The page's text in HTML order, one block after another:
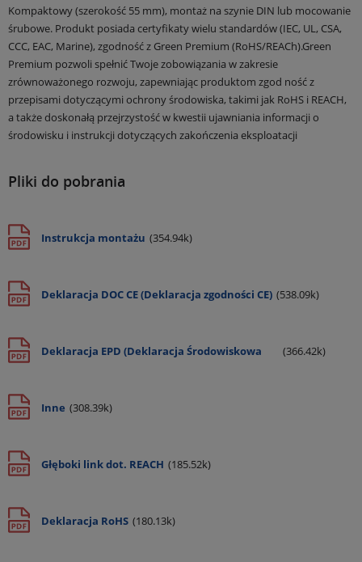
Kompaktowy (szerokość 55 mm), montaż na szynie DIN lub mocowanie
śrubowe. Produkt posiada certyfikaty wielu standardów (IEC, UL, CSA,
CCC, EAC, Marine), zgodność z Green Premium (RoHS/REACh).Green
Premium pozwoli spełnić Twoje zobowiązania w zakresie
zrównoważonego rozwoju, zapewniając produktom zgod ność z
przepisami dotyczącymi ochrony środowiska, takimi jak RoHS i REACH,
a także doskonałą przejrzystość w kwestii ujawniania informacji o
środowisku i instrukcji dotyczących zakończenia eksploatacji
Pliki do pobrania
Instrukcja montażu (354.94k)
Deklaracja DOC CE (Deklaracja zgodności CE) (538.09k)
Deklaracja EPD (Deklaracja Środowiskowa
(366.42k)
Inne (308.39k)
Głęboki link dot. REACH (185.52k)
Deklaracja RoHS (180.13k)